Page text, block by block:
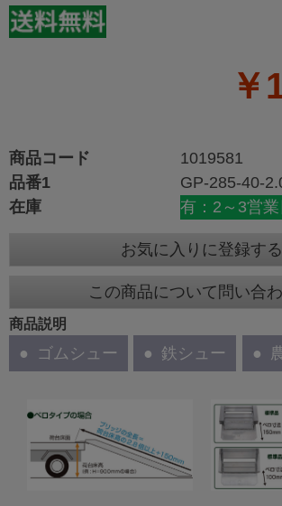
￥
商品コード
1019581
品番1
GP-285-40-
在庫
有：2～3営
お気に入りに登録する
この商品について問い合
商品説明
ゴムシュー 鉄シュー